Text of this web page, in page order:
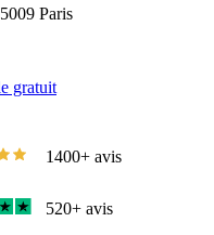
Paris
gratuit
1400+ avis
520+ avis